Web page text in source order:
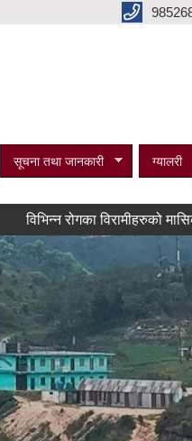
सूचना तथा जानकारी ग्यालरी
विरामीहरुको मासिक खर्च